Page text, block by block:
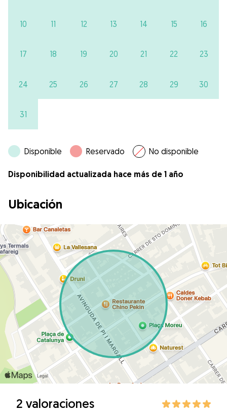
10 11 12 13 14 15 16
17 18 19 20 21 22 23
24 25 26 27 28 29 30
31
Disponible Reservado No disponible
Disponibilidad actualizada hace más de 1 año
Ubicación
2 valoraciones